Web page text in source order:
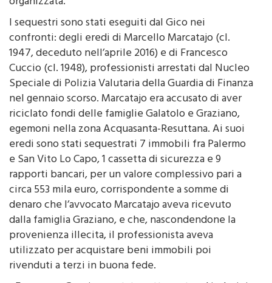
I sequestri sono stati eseguiti dal Gico nei
confronti: degli eredi di Marcello Marcatajo (cl.
1947, deceduto nell’aprile 2016) e di Francesco
Cuccio (cl. 1948), professionisti arrestati dal Nucleo
Speciale di Polizia Valutaria della Guardia di Finanza
nel gennaio scorso. Marcatajo era accusato di aver
riciclato fondi delle famiglie Galatolo e Graziano,
egemoni nella zona Acquasanta-Resuttana. Ai suoi
eredi sono stati sequestrati 7 immobili fra Palermo
e San Vito Lo Capo, 1 cassetta di sicurezza e 9
rapporti bancari, per un valore complessivo pari a
circa 553 mila euro, corrispondente a somme di
denaro che l’avvocato Marcatajo aveva ricevuto
dalla famiglia Graziano, e che, nascondendone la
provenienza illecita, il professionista aveva
utilizzato per acquistare beni immobili poi
rivenduti a terzi in buona fede.